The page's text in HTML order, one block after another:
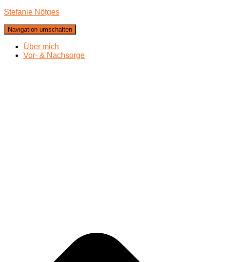
Stefanie Nötges
Navigation umschalten
Über mich
Vor- & Nachsorge